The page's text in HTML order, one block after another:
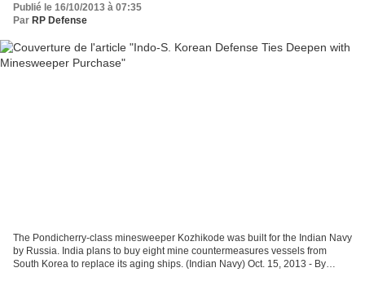
Publié le 16/10/2013 à 07:35
Par RP Defense
The Pondicherry-class minesweeper Kozhikode was built for the Indian Navy
by Russia. India plans to buy eight mine countermeasures vessels from
South Korea to replace its aging ships. (Indian Navy) Oct. 15, 2013 - By